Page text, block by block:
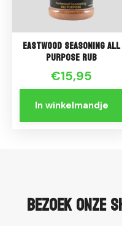
Eastwood Seasoning All
Purpose Rub
€15,95
In winkelmandje
Bezoek onze